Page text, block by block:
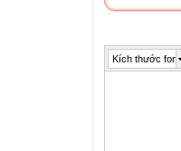
Kích thước font